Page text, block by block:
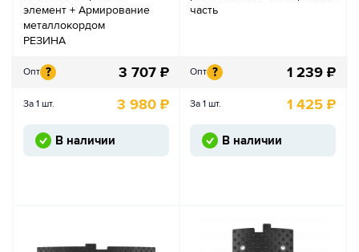
элемент + Армирование
металлокордом
РЕЗИНА
Опт ? 3 707 ₽
За 1 шт. 3 980 ₽
В наличии
часть
Опт ? 1 239 ₽
За 1 шт. 1 425 ₽
В наличии